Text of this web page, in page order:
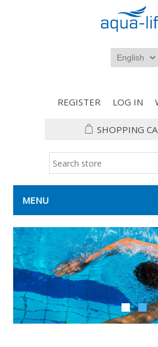
REGISTER LOG IN
SHOPPING
MENU